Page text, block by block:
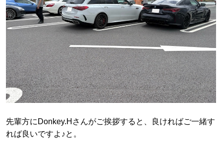
先輩方にDonkey.Hさんがご挨拶すると、良ければご一緒す
れば良いですよ♪と。